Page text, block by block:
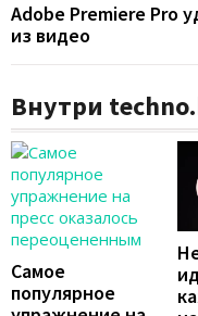
Adobe Premiere Pro
из видео
Внутри
Самое
популярное